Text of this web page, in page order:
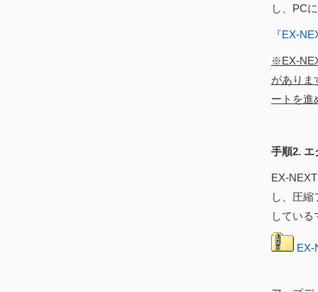
し、PC
『EX-
※EX-
がありま
ートを進
手順2. エ
EX-
し、圧
している
EX-